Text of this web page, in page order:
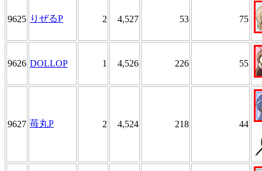
9625 りぜるP 2 4,527 53 75
9626 DOLLOP 1 4,526 226 55
9627 苺丸P 2 4,524 218 44